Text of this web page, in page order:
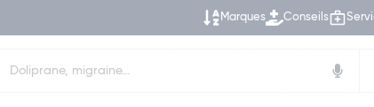
Marques Conseils